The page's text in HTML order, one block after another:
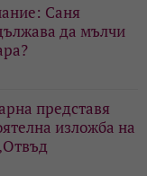
Саня
да мълчи
представя
изложба на